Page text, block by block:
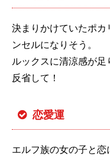
決まりかけていたポカ
ンセルになりそう。
ルックスに清涼感が足
反省して！
恋愛運
エルフ族の女の子と恋